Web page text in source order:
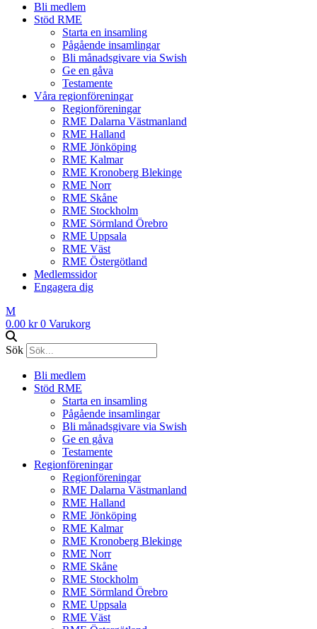
Bli medlem
Stöd RME
Starta en insamling
Pågående insamlingar
Bli månadsgivare via Swish
Ge en gåva
Testamente
Våra regionföreningar
Regionföreningar
RME Dalarna Västmanland
RME Halland
RME Jönköping
RME Kalmar
RME Kronoberg Blekinge
RME Norr
RME Skåne
RME Stockholm
RME Sörmland Örebro
RME Uppsala
RME Väst
RME Östergötland
Medlemssidor
Engagera dig
M
0.00 kr 0 Varukorg
Sök
Bli medlem
Stöd RME
Starta en insamling
Pågående insamlingar
Bli månadsgivare via Swish
Ge en gåva
Testamente
Regionföreningar
Regionföreningar
RME Dalarna Västmanland
RME Halland
RME Jönköping
RME Kalmar
RME Kronoberg Blekinge
RME Norr
RME Skåne
RME Stockholm
RME Sörmland Örebro
RME Uppsala
RME Väst